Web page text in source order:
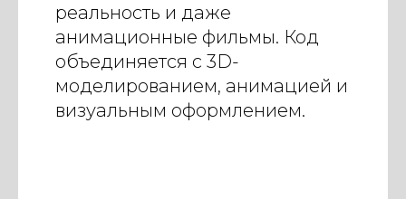
реальность и даже
анимационные фильмы. Код
объединяется с 3D-
моделированием, анимацией и
визуальным оформлением.